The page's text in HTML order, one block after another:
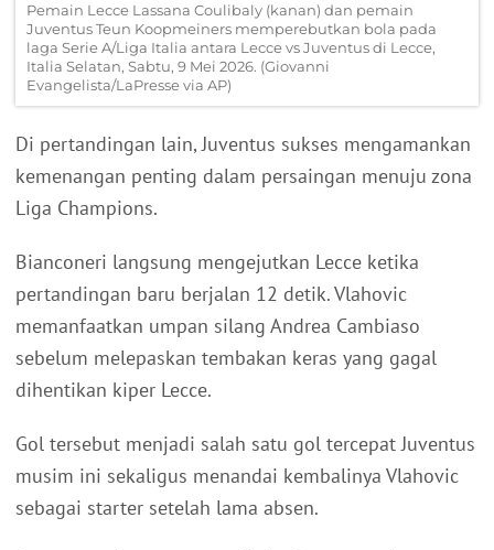
Pemain Lecce Lassana Coulibaly (kanan) dan pemain
Juventus Teun Koopmeiners memperebutkan bola pada
laga Serie A/Liga Italia antara Lecce vs Juventus di Lecce,
Italia Selatan, Sabtu, 9 Mei 2026. (Giovanni
Evangelista/LaPresse via AP)
Di pertandingan lain, Juventus sukses mengamankan
kemenangan penting dalam persaingan menuju zona
Liga Champions.
Bianconeri langsung mengejutkan Lecce ketika
pertandingan baru berjalan 12 detik. Vlahovic
memanfaatkan umpan silang Andrea Cambiaso
sebelum melepaskan tembakan keras yang gagal
dihentikan kiper Lecce.
Gol tersebut menjadi salah satu gol tercepat Juventus
musim ini sekaligus menandai kembalinya Vlahovic
sebagai starter setelah lama absen.